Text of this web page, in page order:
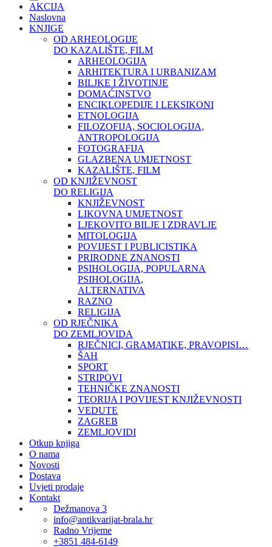
AKCIJA
Naslovna
KNJIGE
OD ARHEOLOGIJE
DO KAZALIŠTE, FILM
ARHEOLOGIJA
ARHITEKTURA I URBANIZAM
BILJKE I ŽIVOTINJE
DOMAĆINSTVO
ENCIKLOPEDIJE I LEKSIKONI
ETNOLOGIJA
FILOZOFIJA, SOCIOLOGIJA,
ANTROPOLOGIJA
FOTOGRAFIJA
GLAZBENA UMJETNOST
KAZALIŠTE, FILM
OD KNJIŽEVNOST
DO RELIGIJA
KNJIŽEVNOST
LIKOVNA UMJETNOST
LJEKOVITO BILJE I ZDRAVLJE
MITOLOGIJA
POVIJEST I PUBLICISTIKA
PRIRODNE ZNANOSTI
PSIHOLOGIJA, POPULARNA
PSIHOLOGIJA,
ALTERNATIVA
RAZNO
RELIGIJA
OD RJEČNIKA
DO ZEMLJOVIDA
RJEČNICI, GRAMATIKE, PRAVOPISI…
ŠAH
SPORT
STRIPOVI
TEHNIČKE ZNANOSTI
TEORIJA I POVIJEST KNJIŽEVNOSTI
VEDUTE
ZAGREB
ZEMLJOVIDI
Otkup knjiga
O nama
Novosti
Dostava
Uvjeti prodaje
Kontakt
Dežmanova 3
info@antikvarijat-brala.hr
Radno Vrijeme
+3851 484-6149